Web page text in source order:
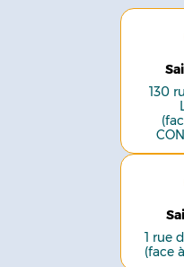
130
1 rue
(face